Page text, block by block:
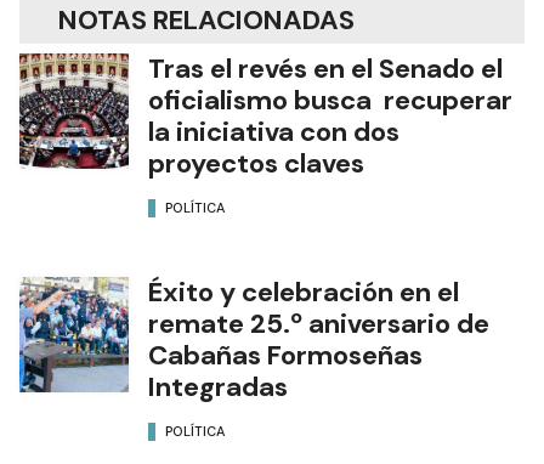
NOTAS RELACIONADAS
Tras el revés en el Senado el
oficialismo busca recuperar
la iniciativa con dos
proyectos claves
POLÍTICA
Éxito y celebración en el
remate 25.º aniversario de
Cabañas Formoseñas
Integradas
POLÍTICA